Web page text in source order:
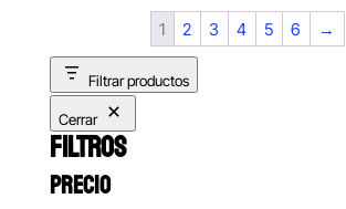
$275.00.$199.00.
1 2 3 4 5 6 →
Filtrar productos
Cerrar
FILTROS
PRECIO